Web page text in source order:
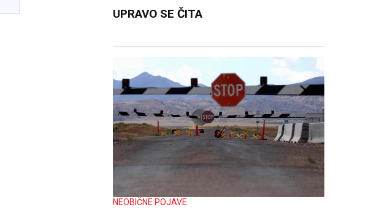
UPRAVO SE ČITA
NEOBIČNE POJAVE